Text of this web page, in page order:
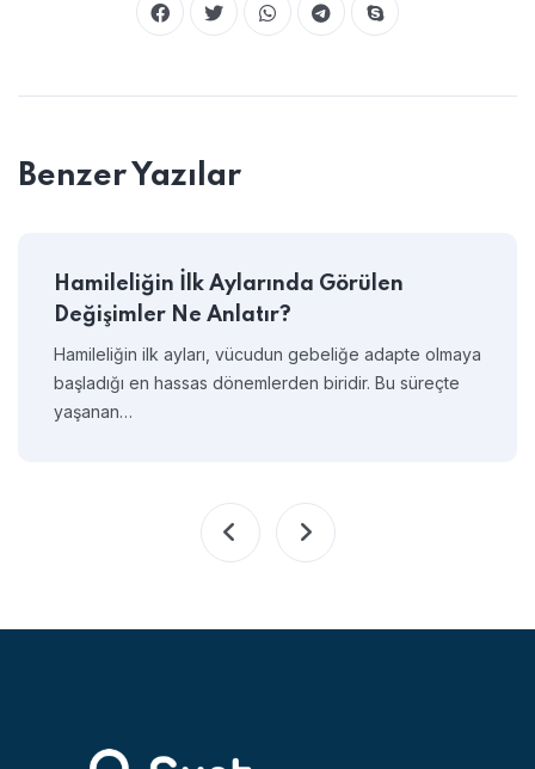
Benzer Yazılar
Hamileliğin İlk Aylarında Görülen
Değişimler Ne Anlatır?
Hamileliğin ilk ayları, vücudun gebeliğe adapte olmaya
başladığı en hassas dönemlerden biridir. Bu süreçte
yaşanan…